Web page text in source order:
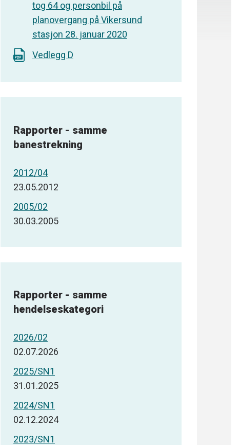
tog 64 og personbil på
planovergang på Vikersund
stasjon 28. januar 2020
Vedlegg D
Rapporter - samme
banestrekning
2012/04
23.05.2012
2005/02
30.03.2005
Rapporter - samme
hendelseskategori
2026/02
02.07.2026
2025/SN1
31.01.2025
2024/SN1
02.12.2024
2023/SN1